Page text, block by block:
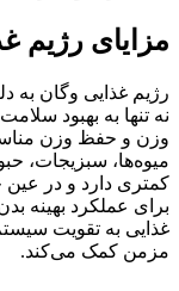
مزایای رژیم
رژیم غذایی وگان به
نه تنها به بهبود
وزن و حفظ وزن مناسب
میوه‌ها، سبزیجات،
کمتری دارد و در
برای عملکرد بهینه
غذایی به تقویت
مزمن کمک می‌کند.